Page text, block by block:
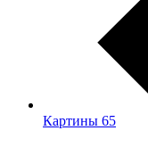
Картины 65